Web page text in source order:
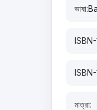
ভাষা:
ISBN-
ISBN-
মাত্রা: